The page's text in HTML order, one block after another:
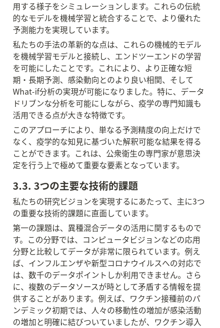
用する様子をシミュレーションします。これらの伝統
的なモデルを機械学習と統合することで、より優れた
予測能力を実現しています。
私たちの手法の革新的な点は、これらの機械的モデル
を機械学習モデルと接続し、エンドツーエンドの学習
を可能にしたことです。これにより、より正確な短
期・長期予測、感染動向とのより良い相関、そして
What-if分析の実現が可能になりました。特に、データ
ドリブンな分析を可能にしながら、疫学の専門知識も
活用できる点が大きな特徴です。
このアプローチにより、単なる予測精度の向上だけで
なく、疫学的な知見に基づいた解釈可能な結果を得る
ことができます。これは、公衆衛生の専門家が意思決
定を行う上で極めて重要な要素となっています。
3.3. 3つの主要な技術的課題
私たちの研究ビジョンを実現するにあたって、主に3つ
の重要な技術的課題に直面しています。
第一の課題は、異種混合データの活用に関するもので
す。この分野では、コンピュータビジョンなどの応用
分野と比較してデータが非常に限られています。例え
ば、インフルエンザや新型コロナウイルスへの対応で
は、数千のデータポイントしか利用できません。さら
に、複数のデータソースが時として矛盾する情報を提
供することがあります。例えば、ワクチン接種前のパ
ンデミック初期では、人々の移動性の増加が感染活動
の増加と明確に結びついていましたが、ワクチン導入